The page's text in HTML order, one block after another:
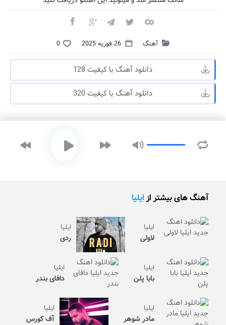
آهنگ 26 فوریه 2025 0
دانلود آهنگ با کیفیت 128
دانلود آهنگ با کیفیت 320
آهنگ های بیشتر ازایلیا
ایلیا
لاولی
ایلیا
ردی
ایلیا
بابا پلن
ایلیا
دافای بندر
ایلیا
مادر شوهر
ایلیا
آف کورس